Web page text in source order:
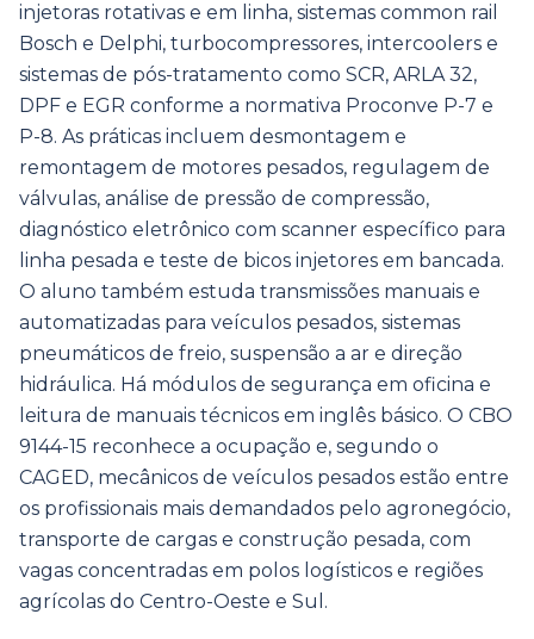
injetoras rotativas e em linha, sistemas common rail
Bosch e Delphi, turbocompressores, intercoolers e
sistemas de pós-tratamento como SCR, ARLA 32,
DPF e EGR conforme a normativa Proconve P-7 e
P-8. As práticas incluem desmontagem e
remontagem de motores pesados, regulagem de
válvulas, análise de pressão de compressão,
diagnóstico eletrônico com scanner específico para
linha pesada e teste de bicos injetores em bancada.
O aluno também estuda transmissões manuais e
automatizadas para veículos pesados, sistemas
pneumáticos de freio, suspensão a ar e direção
hidráulica. Há módulos de segurança em oficina e
leitura de manuais técnicos em inglês básico. O CBO
9144-15 reconhece a ocupação e, segundo o
CAGED, mecânicos de veículos pesados estão entre
os profissionais mais demandados pelo agronegócio,
transporte de cargas e construção pesada, com
vagas concentradas em polos logísticos e regiões
agrícolas do Centro-Oeste e Sul.